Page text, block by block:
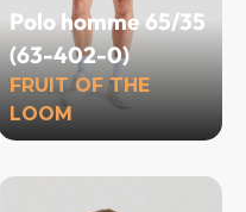
Polo homme 65/35
(63-402-0)
FRUIT OF THE
LOOM